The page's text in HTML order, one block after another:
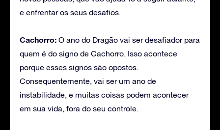
e enfrentar os seus desafios.
Cachorro: O ano do Dragão vai ser desafiador para
quem é do signo de Cachorro. Isso acontece
porque esses signos são opostos.
Consequentemente, vai ser um ano de
instabilidade, e muitas coisas podem acontecer
em sua vida, fora do seu controle.